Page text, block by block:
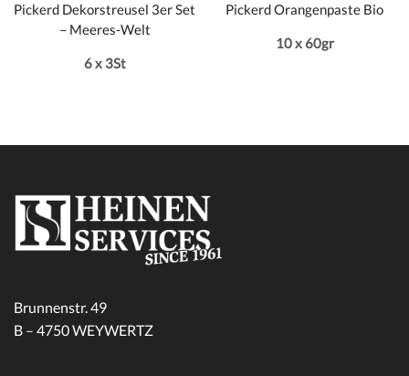
Pickerd Dekorstreusel 3er Set
– Meeres-Welt
6 x 3St
Pickerd Orangenpaste Bio
10 x 60gr
Brunnenstr. 49
B – 4750 WEYWERTZ